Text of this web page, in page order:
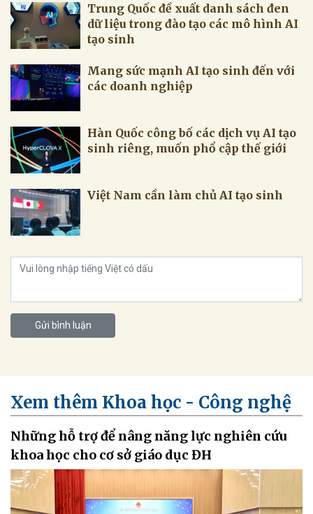
Trung Quốc đề xuất danh sách đen
dữ liệu trong đào tạo các mô hình AI
tạo sinh
Mang sức mạnh AI tạo sinh đến với
các doanh nghiệp
Hàn Quốc công bố các dịch vụ AI tạo
sinh riêng, muốn phổ cập thế giới
Việt Nam cần làm chủ AI tạo sinh
Gửi bình luận
Xem thêm Khoa học - Công nghệ
Những hỗ trợ để nâng năng lực nghiên cứu
khoa học cho cơ sở giáo dục ĐH